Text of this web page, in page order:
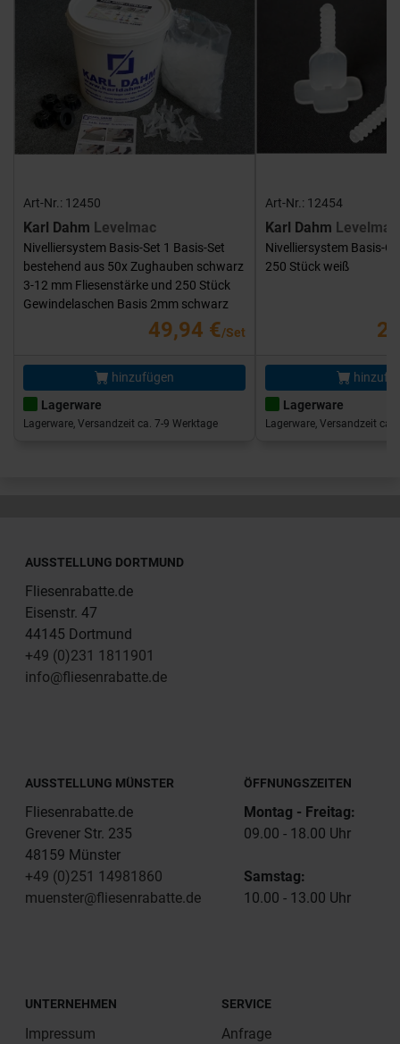
Art-Nr.: 12450
Karl Dahm Levelmac
Nivelliersystem Basis-Set 1 Basis-Set
bestehend aus 50x Zughauben schwarz
3-12 mm Fliesenstärke und 250 Stück
Gewindelaschen Basis 2mm schwarz
49,94 €/Set
hinzufügen
Lagerware
Lagerware, Versandzeit ca. 7-9 Werktage
Art-Nr.: 12454
Karl Dahm Levelmac
Nivelliersystem Basis-
250 Stück weiß
Lagerware
Lagerware, Versandzeit ca.
AUSSTELLUNG DORTMUND
Fliesenrabatte.de
Eisenstr. 47
44145 Dortmund
+49 (0)231 1811901
info@fliesenrabatte.de
AUSSTELLUNG MÜNSTER
Fliesenrabatte.de
Grevener Str. 235
48159 Münster
+49 (0)251 14981860
muenster@fliesenrabatte.de
ÖFFNUNGSZEITEN
Montag - Freitag:
09.00 - 18.00 Uhr
Samstag:
10.00 - 13.00 Uhr
UNTERNEHMEN
Impressum
SERVICE
Anfrage